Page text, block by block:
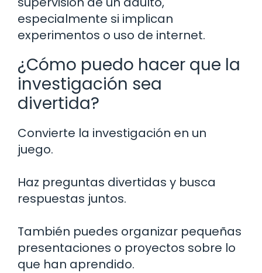
especialmente si implican
experimentos o uso de internet.
¿Cómo puedo hacer que la
investigación sea
divertida?
Convierte la investigación en un
juego.
Haz preguntas divertidas y busca
respuestas juntos.
También puedes organizar pequeñas
presentaciones o proyectos sobre lo
que han aprendido.